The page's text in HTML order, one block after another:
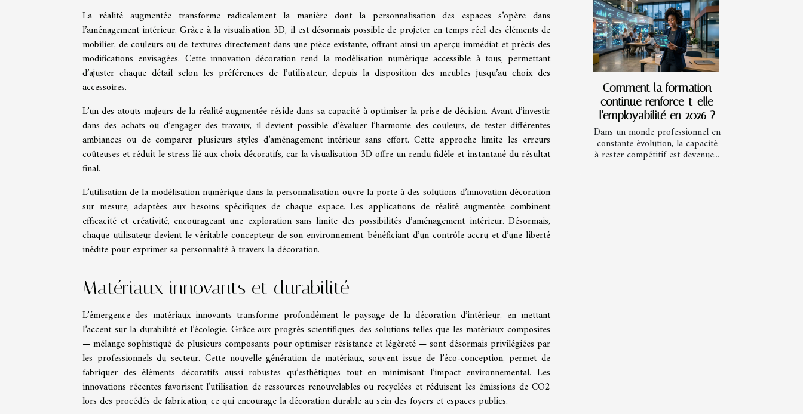
La réalité augmentée transforme radicalement la manière dont la personnalisation des espaces s’opère dans
l’aménagement intérieur. Grâce à la visualisation 3D, il est désormais possible de projeter en temps réel des éléments de
mobilier, de couleurs ou de textures directement dans une pièce existante, offrant ainsi un aperçu immédiat et précis des
modifications envisagées. Cette innovation décoration rend la modélisation numérique accessible à tous, permettant
d’ajuster chaque détail selon les préférences de l’utilisateur, depuis la disposition des meubles jusqu’au choix des
accessoires.
L’un des atouts majeurs de la réalité augmentée réside dans sa capacité à optimiser la prise de décision. Avant d’investir
dans des achats ou d’engager des travaux, il devient possible d’évaluer l’harmonie des couleurs, de tester différentes
ambiances ou de comparer plusieurs styles d’aménagement intérieur sans effort. Cette approche limite les erreurs
coûteuses et réduit le stress lié aux choix décoratifs, car la visualisation 3D offre un rendu fidèle et instantané du résultat
final.
L’utilisation de la modélisation numérique dans la personnalisation ouvre la porte à des solutions d’innovation décoration
sur mesure, adaptées aux besoins spécifiques de chaque espace. Les applications de réalité augmentée combinent
efficacité et créativité, encourageant une exploration sans limite des possibilités d’aménagement intérieur. Désormais,
chaque utilisateur devient le véritable concepteur de son environnement, bénéficiant d’un contrôle accru et d’une liberté
inédite pour exprimer sa personnalité à travers la décoration.
Matériaux innovants et durabilité
L’émergence des matériaux innovants transforme profondément le paysage de la décoration d’intérieur, en mettant
l’accent sur la durabilité et l’écologie. Grâce aux progrès scientifiques, des solutions telles que les matériaux composites
— mélange sophistiqué de plusieurs composants pour optimiser résistance et légèreté — sont désormais privilégiées par
les professionnels du secteur. Cette nouvelle génération de matériaux, souvent issue de l’éco-conception, permet de
fabriquer des éléments décoratifs aussi robustes qu’esthétiques tout en minimisant l’impact environnemental. Les
innovations récentes favorisent l’utilisation de ressources renouvelables ou recyclées et réduisent les émissions de CO2
lors des procédés de fabrication, ce qui encourage la décoration durable au sein des foyers et espaces publics.
Comment la formation
continue renforce-t-elle
l'employabilité en 2026 ?
Dans un monde professionnel en
constante évolution, la capacité
à rester compétitif est devenue...